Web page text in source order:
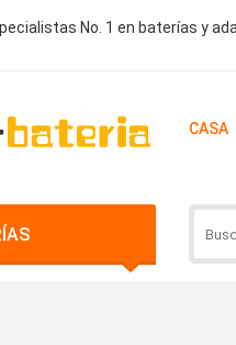
No. 1 en baterías y
CASA